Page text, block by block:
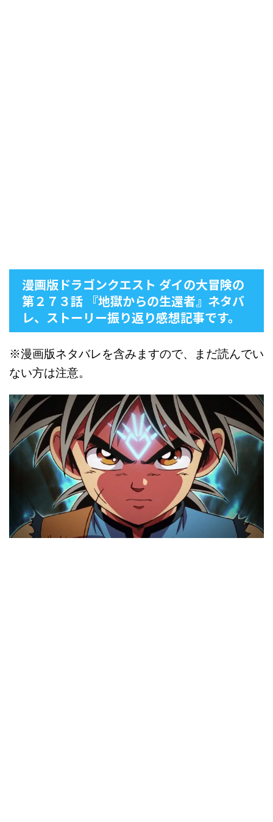
漫画版ドラゴンクエスト ダイの大冒険の
第２７３話 『地獄からの生還者』ネタバ
レ、ストーリー振り返り感想記事です。
※漫画版ネタバレを含みますので、まだ読んでい
ない方は注意。